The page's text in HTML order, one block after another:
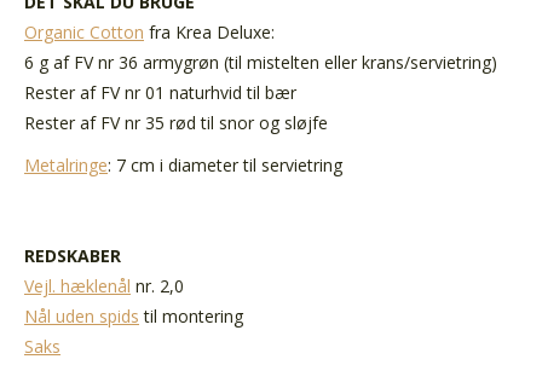
Organic Cotton fra Krea Deluxe:
6 g af FV nr 36 armygrøn (til mistelten eller krans/servietring)
Rester af FV nr 01 naturhvid til bær
Rester af FV nr 35 rød til snor og sløjfe
Metalringe: 7 cm i diameter til servietring
REDSKABER
Vejl. hæklenål nr. 2,0
Nål uden spids til montering
Saks